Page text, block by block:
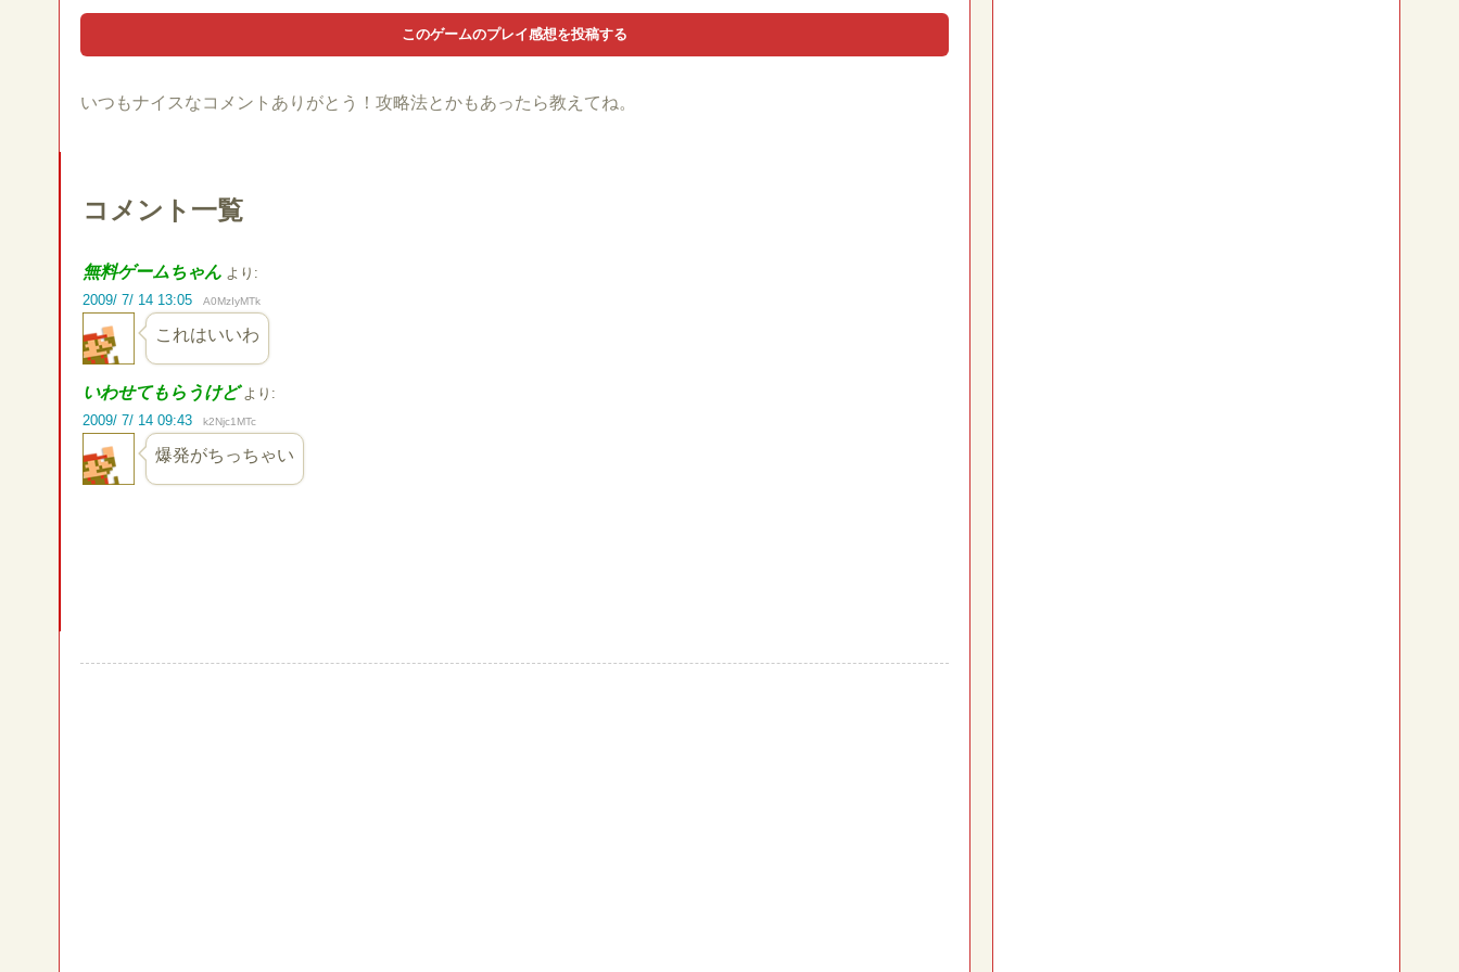
いつもナイスなコメントありがとう！攻略法とかもあったら教えてね。
コメント一覧
無料ゲームちゃん より:
2009/ 7/ 14 13:05
A0MzIyMTk
これはいいわ
いわせてもらうけど より:
2009/ 7/ 14 09:43
k2Njc1MTc
爆発がちっちゃい